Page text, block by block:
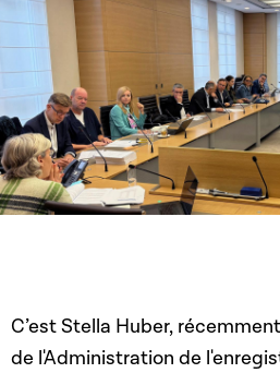
C’est Stella Huber,
de l'Administration de